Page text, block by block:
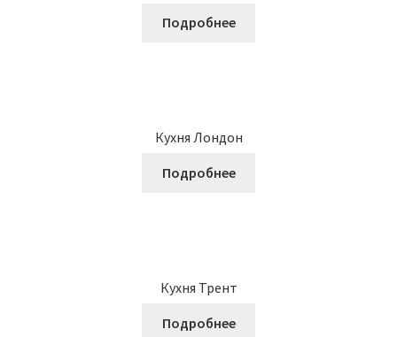
Подробнее
Кухня Лондон
Подробнее
Кухня Трент
Подробнее